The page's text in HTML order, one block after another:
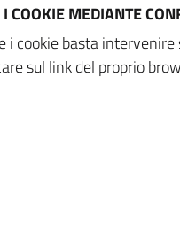
COOKIE MEDIANTE
cookie basta
sul link del proprio